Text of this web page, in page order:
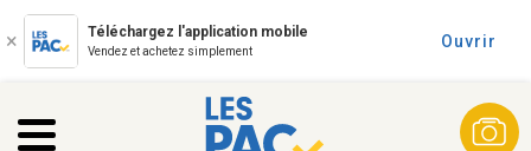
Téléchargez l'application mobile
Vendez et achetez simplement
Ouvrir